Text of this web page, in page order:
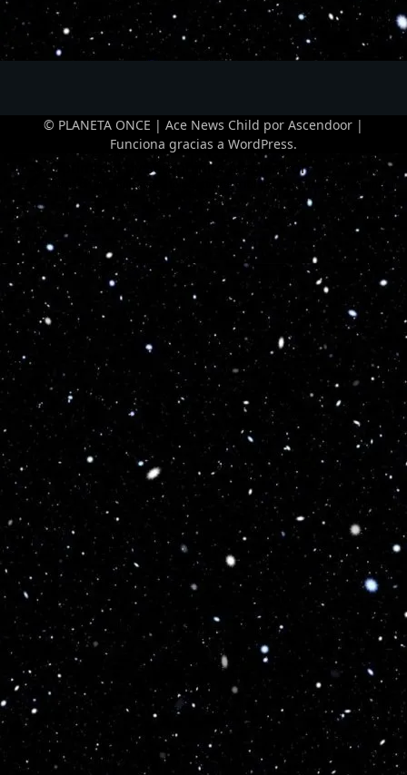
© PLANETA ONCE | Ace News Child por Ascendoor |
Funciona gracias a WordPress.
Optimized by Seraphinite Accelerator
Turns on site high speed to be attractive for people and search engines.